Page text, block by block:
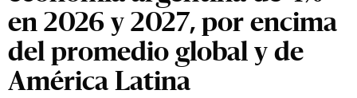
en 2026 y 2027, por encima
del promedio global y de
América Latina